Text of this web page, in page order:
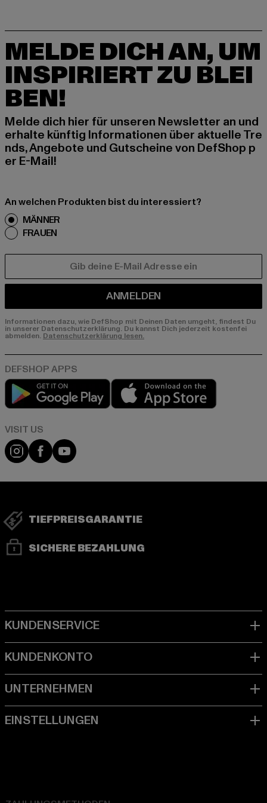
MELDE DICH AN, UM
INSPIRIERT ZU BLEI
BEN!
Melde dich hier für unseren Newsletter an und
erhalte künftig Informationen über aktuelle Tre
nds, Angebote und Gutscheine von DefShop p
er E-Mail!
An welchen Produkten bist du interessiert?
MÄNNER
FRAUEN
ANMELDEN
Informationen dazu, wie DefShop mit Deinen Daten umgeht, findest Du
in unserer Datenschutzerklärung. Du kannst Dich jederzeit kostenfei
abmelden.Datenschutzerklärung lesen.
Play market
Visit our Instagram page:
Visit our Facebook page:
Visit our YouTube channel:
TIEFPREISGARANTIE
SICHERE BEZAHLUNG